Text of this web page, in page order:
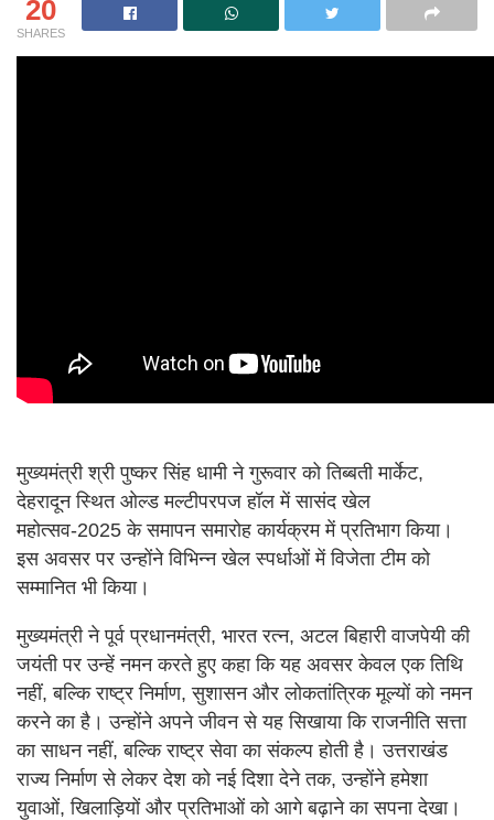
20
SHARES
मुख्यमंत्री श्री पुष्कर सिंह धामी ने गुरूवार को तिब्बती मार्केट,
देहरादून स्थित ओल्ड मल्टीपरपज हॉल में सासंद खेल
महोत्सव-2025 के समापन समारोह कार्यक्रम में प्रतिभाग किया।
इस अवसर पर उन्होंने विभिन्न खेल स्पर्धाओं में विजेता टीम को
सम्मानित भी किया।
मुख्यमंत्री ने पूर्व प्रधानमंत्री, भारत रत्न, अटल बिहारी वाजपेयी की
जयंती पर उन्हें नमन करते हुए कहा कि यह अवसर केवल एक तिथि
नहीं, बल्कि राष्ट्र निर्माण, सुशासन और लोकतांत्रिक मूल्यों को नमन
करने का है। उन्होंने अपने जीवन से यह सिखाया कि राजनीति सत्ता
का साधन नहीं, बल्कि राष्ट्र सेवा का संकल्प होती है। उत्तराखंड
राज्य निर्माण से लेकर देश को नई दिशा देने तक, उन्होंने हमेशा
युवाओं, खिलाड़ियों और प्रतिभाओं को आगे बढ़ाने का सपना देखा।